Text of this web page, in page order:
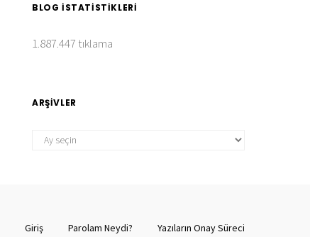
BLOG İSTATISTIKLERI
1.887.447 tıklama
ARŞIVLER
ARŞIVLER
Giriş Parolam Neydi? Yazıların Onay Süreci